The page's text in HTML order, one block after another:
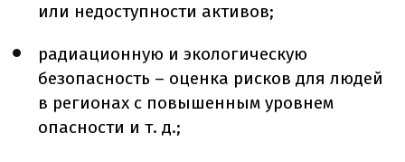
или недоступности активов;
радиационную и экологическую
безопасность – оценка рисков для людей
в регионах с повышенным уровнем
опасности и т. д.;